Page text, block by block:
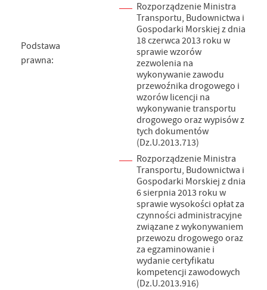
Podstawa
prawna:
Rozporządzenie Ministra
Transportu, Budownictwa i
Gospodarki Morskiej z dnia
18 czerwca 2013 roku w
sprawie wzorów
zezwolenia na
wykonywanie zawodu
przewoźnika drogowego i
wzorów licencji na
wykonywanie transportu
drogowego oraz wypisów z
tych dokumentów
(Dz.U.2013.713)
Rozporządzenie Ministra
Transportu, Budownictwa i
Gospodarki Morskiej z dnia
6 sierpnia 2013 roku w
sprawie wysokości opłat za
czynności administracyjne
związane z wykonywaniem
przewozu drogowego oraz
za egzaminowanie i
wydanie certyfikatu
kompetencji zawodowych
(Dz.U.2013.916)